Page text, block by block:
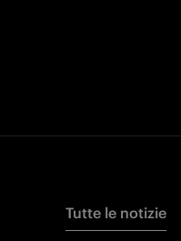
Tutte le notizie